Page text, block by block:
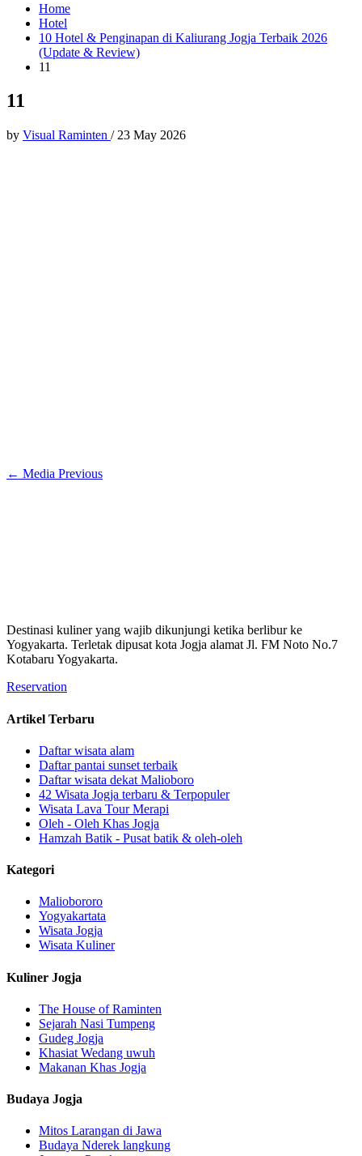
Home
Hotel
10 Hotel & Penginapan di Kaliurang Jogja Terbaik 2026
(Update & Review)
11
11
by Visual Raminten / 23 May 2026
← Media Previous
Destinasi kuliner yang wajib dikunjungi ketika berlibur ke
Yogyakarta. Terletak dipusat kota Jogja alamat Jl. FM Noto No.7
Kotabaru Yogyakarta.
Reservation
Artikel Terbaru
Daftar wisata alam
Daftar pantai sunset terbaik
Daftar wisata dekat Malioboro
42 Wisata Jogja terbaru & Terpopuler
Wisata Lava Tour Merapi
Oleh - Oleh Khas Jogja
Hamzah Batik - Pusat batik & oleh-oleh
Kategori
Maliobororo
Yogyakartata
Wisata Jogja
Wisata Kuliner
Kuliner Jogja
The House of Raminten
Sejarah Nasi Tumpeng
Gudeg Jogja
Khasiat Wedang uwuh
Makanan Khas Jogja
Budaya Jogja
Mitos Larangan di Jawa
Budaya Nderek langkung